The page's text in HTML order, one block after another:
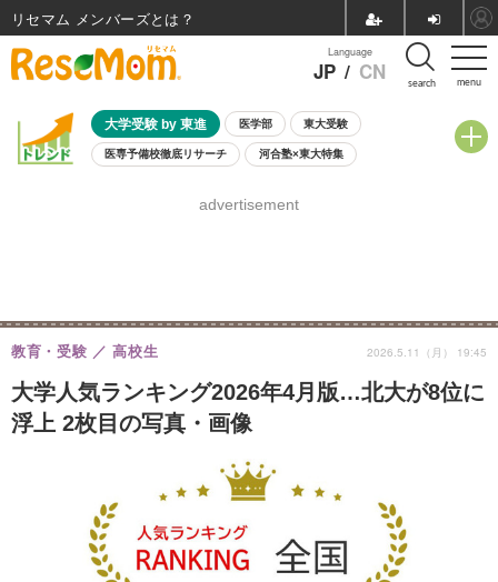
menu
Language
JP / CN search
大学受験 by 東進 医学部 東大受験
医専予備校徹底リサーチ 河合塾×東大特集
8月開催学校説明会・相談会
advertisement
大学人気ランキング2026年4月版…北大が8位に
浮上 2枚目の写真・画像
教育・受験 高校生 2026.5.11（月） 19:45
リセマム メンバーズ